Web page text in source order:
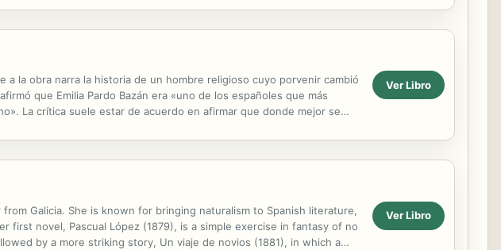
a la obra narra la historia de un hombre religioso cuyo porvenir cambió
que Emilia Pardo Bazán era «uno de los españoles que más
La crítica suele estar de acuerdo en afirmar que donde mejor se
Ver Libro
from Galicia. She is known for bringing naturalism to Spanish literature,
novel, Pascual López (1879), is a simple exercise in fantasy of no
by a more striking story, Un viaje de novios (1881), in which a
Ver Libro